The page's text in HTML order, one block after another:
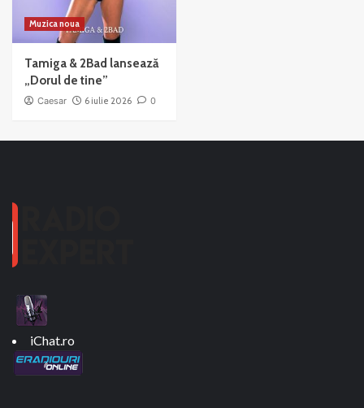
Muzica noua
Tamiga & 2Bad lansează
„Dorul de tine”
Caesar 6 iulie 2026 0
iChat.ro